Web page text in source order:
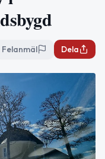
Felanmäl Dela